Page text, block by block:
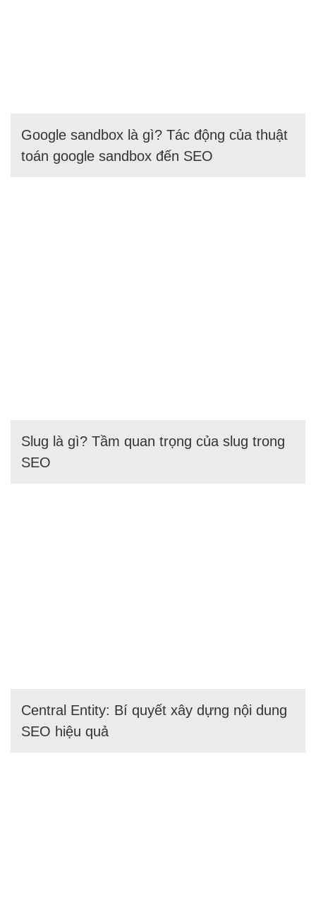
Google sandbox là gì? Tác động của thuật
toán google sandbox đến SEO
Slug là gì? Tầm quan trọng của slug trong
SEO
Central Entity: Bí quyết xây dựng nội dung
SEO hiệu quả